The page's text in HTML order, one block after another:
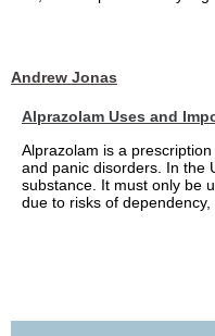
Andrew Jonas
Alprazolam Uses and
Alprazolam is a
and panic disorders. In the
substance. It must only be
due to risks of